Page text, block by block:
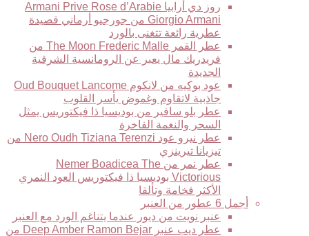
روز دي أرابيا Armani Prive Rose d’Arabie
Giorgio Armani من جورجيو أرماني قصيدة
عطرية رائعة تتغنى بالورد
عطر القمر The Moon Frederic Malle من
فريدريك مال يعبر عن الرومانسية الشرقية
الجديدة
عود بوكيه من لانكوم Oud Bouquet Lancome
جاذبية لاتقاوم وغموض يأسر القلوب
عطر بلو سافير من بوديسيا ذا فيكتوريس يمثل
السحر والنغمة الفاخرة
عطر نيرو عود Nero Oudh Tiziana Terenzi من
تيزيانا تيرينزي
عطر نمر من Nemer Boadicea The
Victorious بوديسيا ذا فيكتوريس العود النمري
الأكثر فخامة وتألقا
أجمل 6 عطور من العنبر
عنبر نويت من ديور عندما يتناغم الورد مع العنبر
عطر ديب عنبر Deep Amber Ramon Bejar من